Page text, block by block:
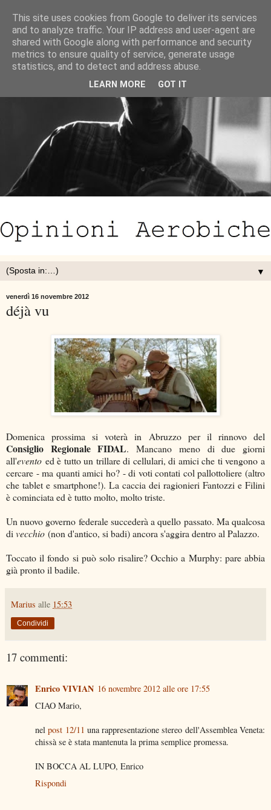
▼
venerdì 16 novembre 2012
déjà vu
Domenica prossima si voterà in Abruzzo per il rinnovo del
Consiglio Regionale FIDAL. Mancano meno di due giorni
all'evento ed è tutto un trillare di cellulari, di amici che ti vengono a
cercare - ma quanti amici ho? - di voti contati col pallottoliere (altro
che tablet e smartphone!). La caccia dei ragionieri Fantozzi e Filini
è cominciata ed è tutto molto, molto triste.
Un nuovo governo federale succederà a quello passato. Ma qualcosa
di vecchio (non d'antico, si badi) ancora s'aggira dentro al Palazzo.
Toccato il fondo si può solo risalire? Occhio a Murphy: pare abbia
già pronto il badile.
Marius alle 15:53
Condividi
17 commenti:
Enrico VIVIAN 16 novembre 2012 alle ore 17:55
CIAO Mario,
nelpost 12/11 una rappresentazione stereo dell'Assemblea Veneta:
chissà se è stata mantenuta la prima semplice promessa.
IN BOCCA AL LUPO, Enrico
Rispondi
This site uses cookies from Google to deliver its services
and to analyze traffic. Your IP address and user-agent are
shared with Google along with performance and security
metrics to ensure quality of service, generate usage
statistics, and to detect and address abuse.
LEARN MORE GOT IT